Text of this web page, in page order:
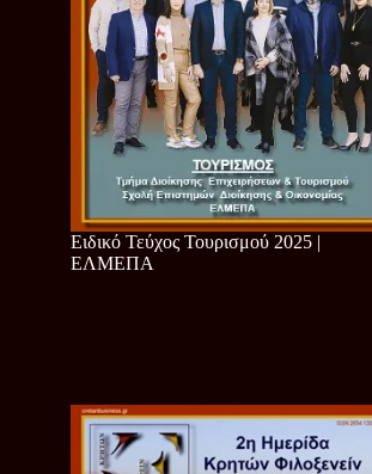
Ειδικό Τεύχος Τουρισμού 2025 |
ΕΛΜΕΠΑ